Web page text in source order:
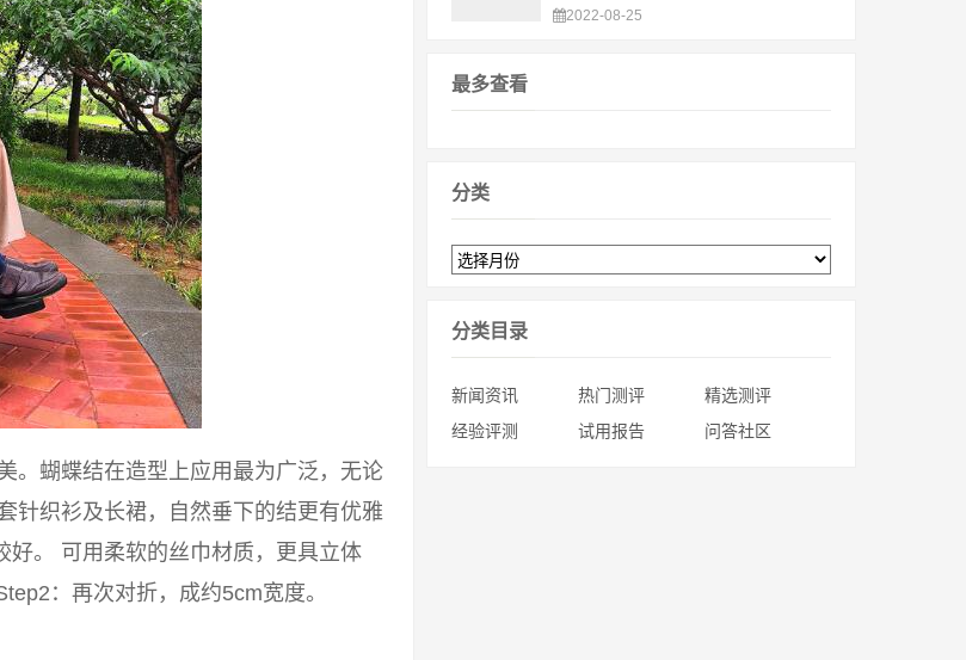
。蝴蝶结在造型上应用最为广泛，无论
针织衫及长裙，自然垂下的结更有优雅
。 可用柔软的丝巾材质，更具立体
：再次对折，成约5cm宽度。
2022-08-25
最多查看
分类
分类目录
新闻资讯 热门测评
精选测评
经验评测
试用报告 问答社区